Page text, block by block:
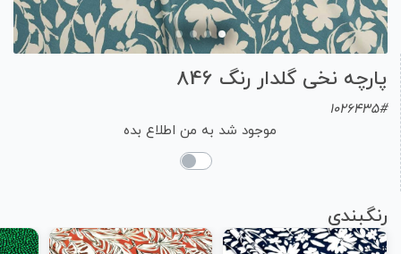
پارچه نخی گلدار رنگ 846
1026435#
موجود شد به من اطلاع بده
رنگبندی